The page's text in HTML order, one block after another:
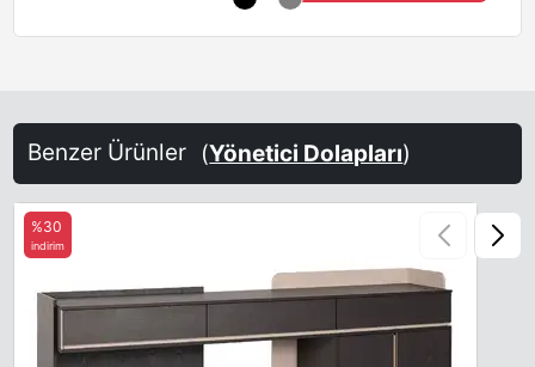
Oxide Brown Red Salmon Orange
Steel Blue
Benzer Ürünler (Yönetici Dolapları)
%30
indirim